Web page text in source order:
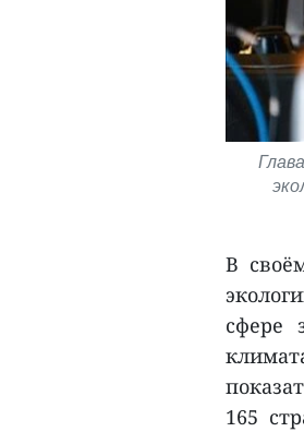
В
сфере
165